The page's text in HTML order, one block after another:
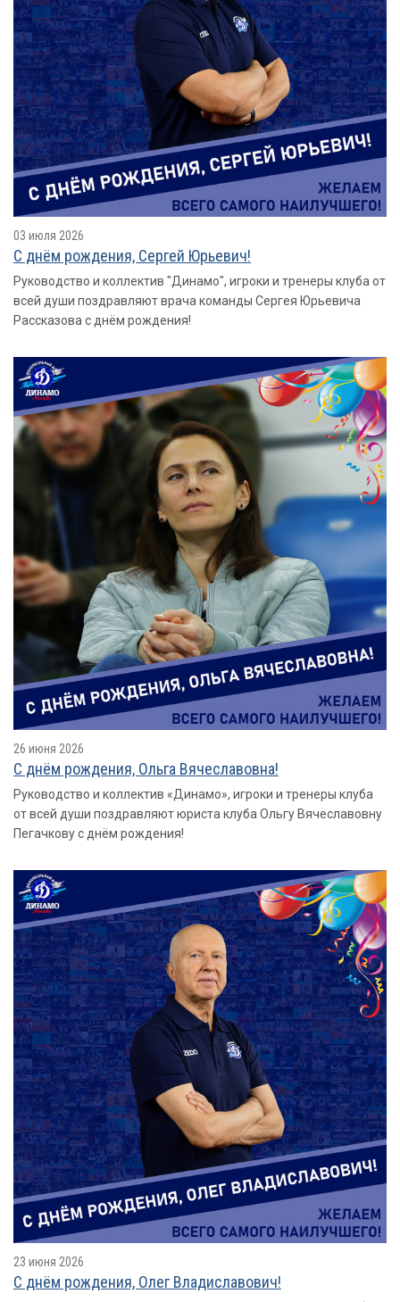
03 июля 2026
С днём рождения, Сергей Юрьевич!
Руководство и коллектив "Динамо", игроки и тренеры клуба от
всей души поздравляют врача команды Сергея Юрьевича
Рассказова с днём рождения!
26 июня 2026
С днём рождения, Ольга Вячеславовна!
Руководство и коллектив «Динамо», игроки и тренеры клуба
от всей души поздравляют юриста клуба Ольгу Вячеславовну
Пегачкову с днём рождения!
23 июня 2026
С днём рождения, Олег Владиславович!